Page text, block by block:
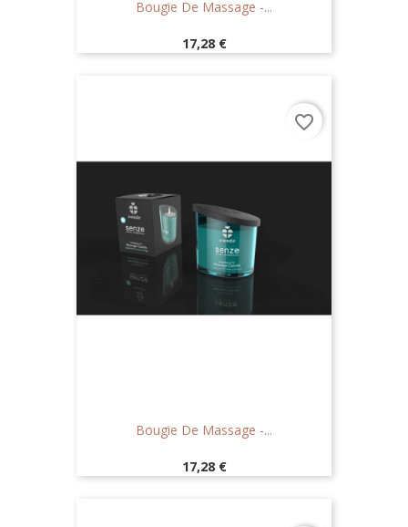
Bougie De Massage -...
Prix
17,28 €
Bougie De Massage -...
Prix
17,28 €
favorite_border